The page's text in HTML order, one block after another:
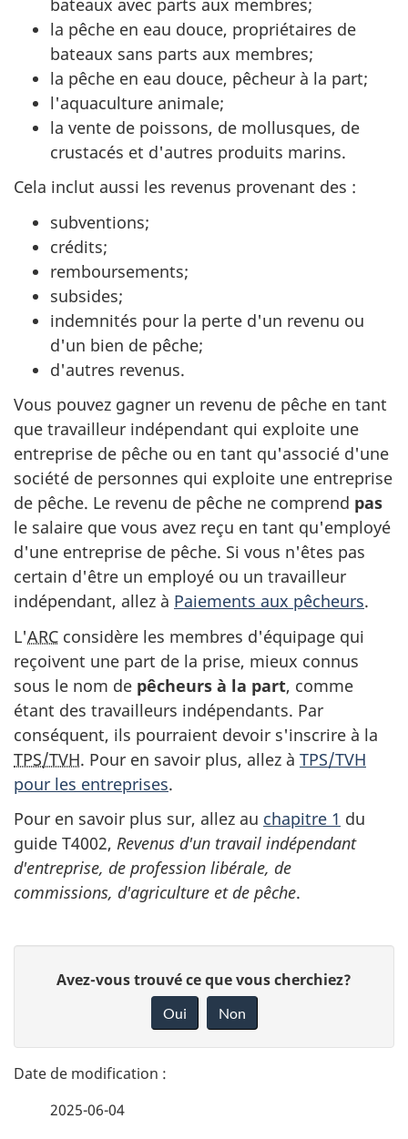
la pêche en eau douce, propriétaires de
bateaux sans parts aux membres;
la pêche en eau douce, pêcheur à la part;
l'aquaculture animale;
la vente de poissons, de mollusques, de
crustacés et d'autres produits marins.
Cela inclut aussi les revenus provenant des :
subventions;
crédits;
remboursements;
subsides;
indemnités pour la perte d'un revenu ou
d'un bien de pêche;
d'autres revenus.
Vous pouvez gagner un revenu de pêche en tant
que travailleur indépendant qui exploite une
entreprise de pêche ou en tant qu'associé d'une
société de personnes qui exploite une entreprise
de pêche. Le revenu de pêche ne comprend pas
le salaire que vous avez reçu en tant qu'employé
d'une entreprise de pêche. Si vous n'êtes pas
certain d'être un employé ou un travailleur
indépendant, allez à Paiements aux pêcheurs.
L'ARC considère les membres d'équipage qui
reçoivent une part de la prise, mieux connus
sous le nom de pêcheurs à la part, comme
étant des travailleurs indépendants. Par
conséquent, ils pourraient devoir s'inscrire à la
TPS/TVH. Pour en savoir plus, allez à TPS/TVH
pour les entreprises.
Pour en savoir plus sur, allez au chapitre 1 du
guide T4002, Revenus d'un travail indépendant
d'entreprise, de profession libérale, de
commissions, d'agriculture et de pêche.
t
a
n
Avez-vous trouvé ce que vous cherchiez?
Oui Non
2025-06-04